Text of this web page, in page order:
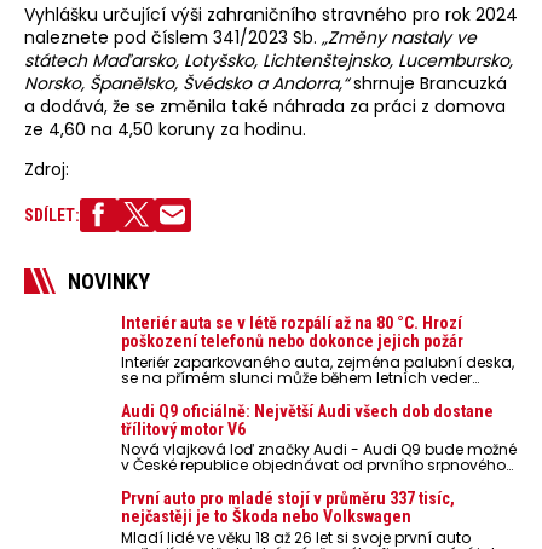
Vyhlášku určující výši zahraničního stravného pro rok 2024
naleznete pod číslem 341/2023 Sb. „Změny nastaly ve
státech Maďarsko, Lotyšsko, Lichtenštejnsko, Lucembursko,
Norsko, Španělsko, Švédsko a Andorra,“shrnuje Brancuzká
a dodává, že se změnila také náhrada za práci z domova
ze 4,60 na 4,50 koruny za hodinu.
Zdroj:
SDÍLET:
NOVINKY
Interiér auta se v létě rozpálí až na 80 °C. Hrozí
poškození telefonů nebo dokonce jejich požár
Interiér zaparkovaného auta, zejména palubní deska,
se na přímém slunci může během letních veder
nebezpečí pro odložené mobilní telefony, powerbanky
nebo notebooky. Můžou urychlit stárnutí baterií,
poškodit elektroniku a ve výjimečných případech i
zvýšit riziko požáru.
Audi Q9 oficiálně: Největší Audi všech dob dostane
třílitový motor V6
Nová vlajková loď značky Audi - Audi Q9 bude možné
v České republice objednávat od prvního srpnového
První auto pro mladé stojí v průměru 337 tisíc,
nejčastěji je to Škoda nebo Volkswagen
Mladí lidé ve věku 18 až 26 let si svoje první auto